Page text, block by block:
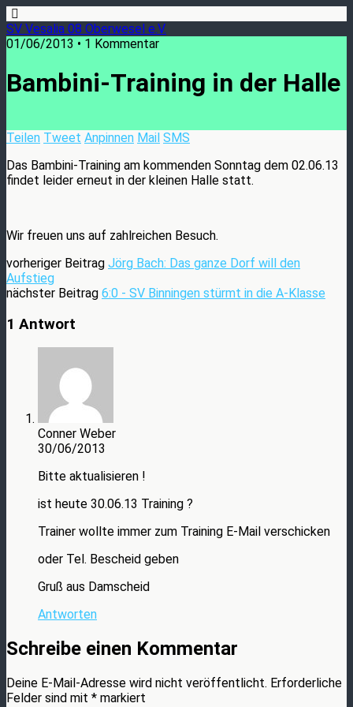
SV Vesalia 08 Oberwesel e.V.
01/06/2013 • 1 Kommentar
Bambini-Training in der Halle
Teilen Tweet Anpinnen Mail SMS
Das Bambini-Training am kommenden Sonntag dem 02.06.13
findet leider erneut in der kleinen Halle statt.
Wir freuen uns auf zahlreichen Besuch.
vorheriger Beitrag Jörg Bach: Das ganze Dorf will den
Aufstieg
nächster Beitrag 6:0 - SV Binningen stürmt in die A-Klasse
1 Antwort
Conner Weber
30/06/2013
Bitte aktualisieren !
ist heute 30.06.13 Training ?
Trainer wollte immer zum Training E-Mail verschicken
oder Tel. Bescheid geben
Gruß aus Damscheid
Antworten
Schreibe einen Kommentar
Deine E-Mail-Adresse wird nicht veröffentlicht. Erforderliche
Felder sind mit * markiert